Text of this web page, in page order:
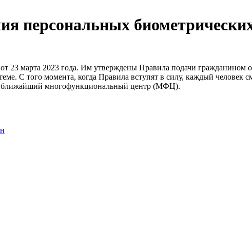
персональных
от 23 марта 2023 года. Им утверждены Правила подачи гражданином
С того момента, когда Правила вступят в силу, каждый человек
ближайший многофункциональный центр (МФЦ).